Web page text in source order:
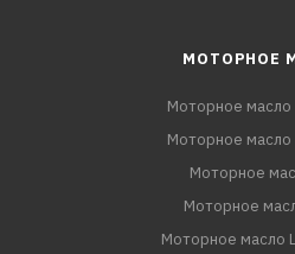
МОТОРНОЕ
Моторное масло
Моторное масло
Моторное
Моторное
Моторное масло